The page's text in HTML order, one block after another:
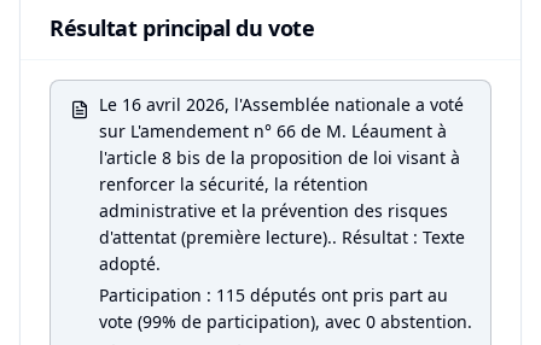
Résultat principal du vote
Le 16 avril 2026, l'Assemblée nationale a voté
sur L'amendement n° 66 de M. Léaument à
l'article 8 bis de la proposition de loi visant à
renforcer la sécurité, la rétention
administrative et la prévention des risques
d'attentat (première lecture).. Résultat : Texte
adopté.
Participation : 115 députés ont pris part au
vote (99% de participation), avec 0 abstention.